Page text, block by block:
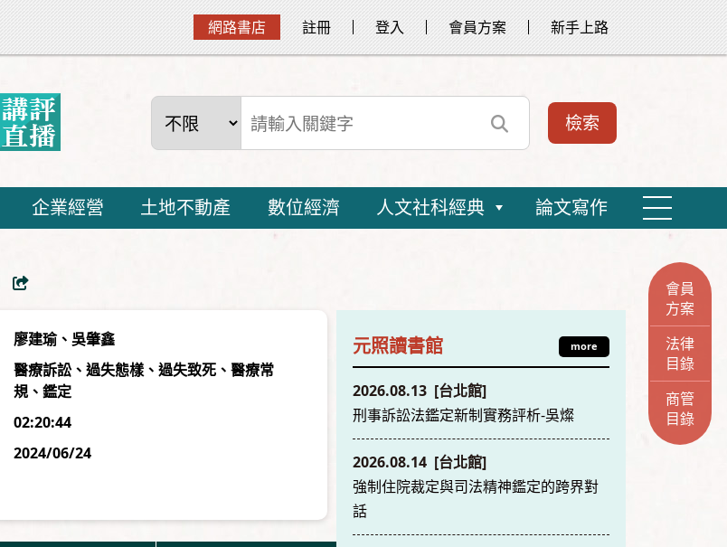
網路書店 註冊 登入 會員方案 新手上路
企業經營 土地不動產 數位經濟 人文社科經典 論文寫作
廖建瑜、 吳肇鑫
醫療訴訟、 過失態樣 、 過失致死 、 醫療常
規 、 鑑定
02:20:44
2024/06/24
元照讀書館 more
2026.08.13 [台北館]
刑事訴訟法鑑定新制實務評析-吳燦
2026.08.14 [台北館]
強制住院裁定與司法精神鑑定的跨界對
話
會員
方案
法律
目錄
商管
目錄